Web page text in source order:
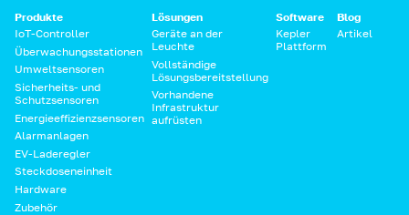
Produkte
IoT-Controller
Überwachungsstationen
Umweltsensoren
Sicherheits- und
Schutzsensoren
Energieeffizienzsensoren
Alarmanlagen
EV-Laderegler
Steckdoseneinheit
Hardware
Zubehör
Lösungen
Geräte an der
Leuchte
Vollständige
Lösungsbereitstellung
Vorhandene
Infrastruktur
aufrüsten
Software
Kepler
Plattform
Blog
Artikel